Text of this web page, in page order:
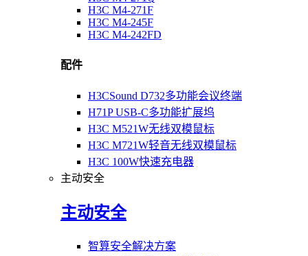
H3C M4-271F
H3C M4-245F
H3C M4-242FD
配件
H3CSound D732多功能会议终端
H71P USB-C多功能扩展坞
H3C M521W无线双模鼠标
H3C M721W轻音无线双模鼠标
H3C 100W快速充电器
主动安全
主动安全
智算安全解决方案